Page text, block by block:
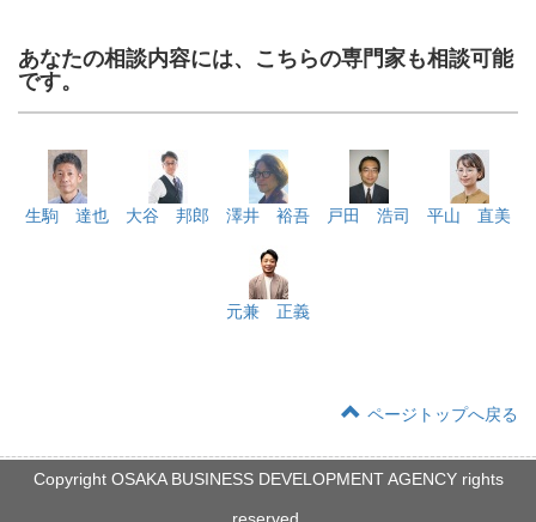
あなたの相談内容には、こちらの専門家も相談可能
です。
生駒 達也 大谷 邦郎 澤井 裕吾 戸田 浩司 平山 直美
元兼 正義
ページトップへ戻る
Copyright OSAKA BUSINESS DEVELOPMENT AGENCY rights